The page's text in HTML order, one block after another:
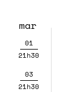
mar
01
21h30
03
21h30